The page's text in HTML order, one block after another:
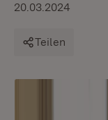
20.03.2024
Teilen